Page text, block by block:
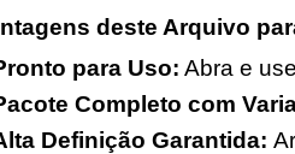
deste Arquivo
para Uso: Abra e
Completo com
Definição Garantida: